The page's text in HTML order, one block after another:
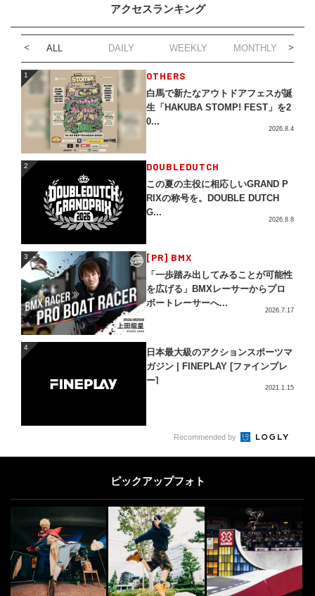
アクセスランキング
ALL DAILY WEEKLY MONTHLY
1 OTHERS
白馬で新たなアウトドアフェスが誕
生「HAKUBA STOMP! FEST」を2
0...
2026.8.4
2 DOUBLEDUTCH
この夏の主役に相応しいGRAND P
RIXの称号を。DOUBLE DUTCH
G...
2026.8.8
3 [PR] BMX
「一歩踏み出してみることが可能性
を広げる」BMXレーサーからプロ
ボートレーサーへ...
2026.7.17
4
日本最大級のアクションスポーツマ
ガジン | FINEPLAY [ファインプレ
ー]
2021.1.15
DANCE
Dancing God達が踊るマイケル・
SNOW
史上最も影響力のあるスノーボーダ
ー「テリエ・ハーコンセン」が栂池
高原に登場！
2018.1.11
6
Recommended by
ピックアップフォト